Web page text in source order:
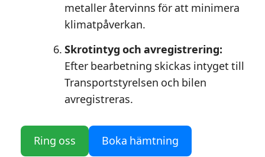
metaller återvinns för att minimera
klimatpåverkan.
Skrotintyg och avregistrering:
Efter bearbetning skickas intyget till
Transportstyrelsen och bilen
avregistreras.
Ring oss Boka hämtning